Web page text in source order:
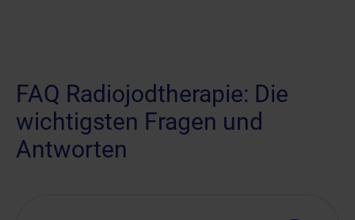
FAQ Radiojodtherapie: Die
wichtigsten Fragen und
Antworten